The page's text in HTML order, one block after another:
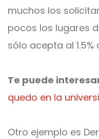
muchos los
pocos los lugares
sólo acepta al
Te puede
quedo en la
Otro ejemplo es